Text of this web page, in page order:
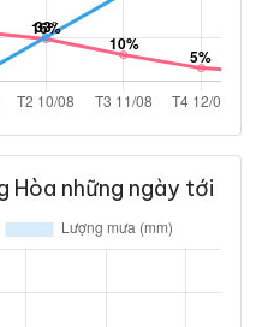
Hòa những ngày tới